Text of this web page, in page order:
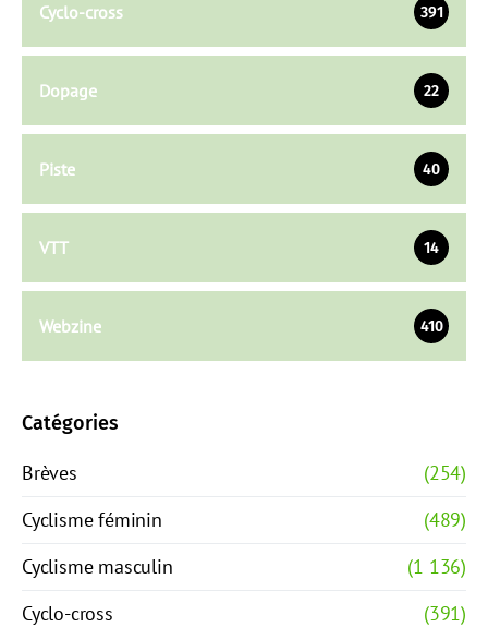
Cyclo-cross 391
Dopage 22
Piste 40
VTT 14
Webzine 410
Catégories
Brèves
(254)
Cyclisme féminin
(489)
Cyclisme masculin
(1 136)
Cyclo-cross
(391)